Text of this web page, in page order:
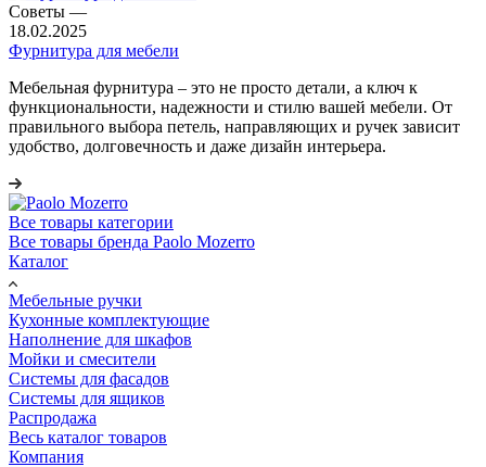
Советы —
18.02.2025
Фурнитура для мебели
Мебельная фурнитура – это не просто детали, а ключ к
функциональности, надежности и стилю вашей мебели. От
правильного выбора петель, направляющих и ручек зависит
удобство, долговечность и даже дизайн интерьера.
Все товары категории
Все товары бренда Paolo Mozerro
Каталог
Мебельные ручки
Кухонные комплектующие
Наполнение для шкафов
Мойки и смесители
Системы для фасадов
Системы для ящиков
Распродажа
Весь каталог товаров
Компания